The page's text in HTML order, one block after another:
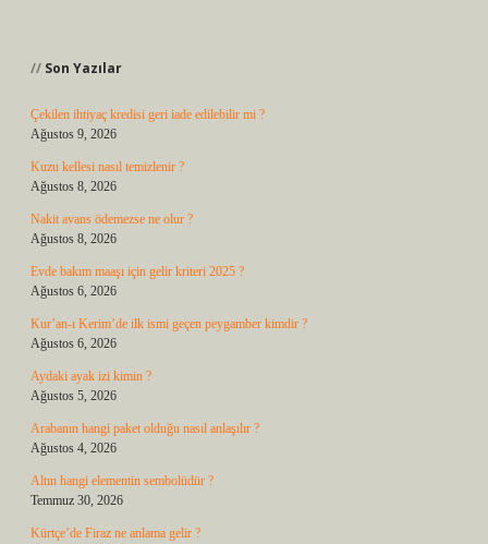
Son Yazılar
Çekilen ihtiyaç kredisi geri iade edilebilir mi ?
Ağustos 9, 2026
Kuzu kellesi nasıl temizlenir ?
Ağustos 8, 2026
Nakit avans ödemezse ne olur ?
Ağustos 8, 2026
Evde bakım maaşı için gelir kriteri 2025 ?
Ağustos 6, 2026
Kur’an-ı Kerim’de ilk ismi geçen peygamber kimdir ?
Ağustos 6, 2026
Aydaki ayak izi kimin ?
Ağustos 5, 2026
Arabanın hangi paket olduğu nasıl anlaşılır ?
Ağustos 4, 2026
Altın hangi elementin sembolüdür ?
Temmuz 30, 2026
Kürtçe’de Firaz ne anlama gelir ?